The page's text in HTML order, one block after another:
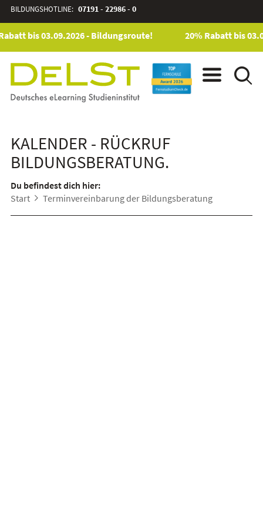
BILDUNGSHOTLINE: 07191 - 22986 - 0
bis 03.09.2026 - Bildungsroute! 20% Rabatt bis
KALENDER - RÜCKRUF
BILDUNGSBERATUNG.
Du befindest dich hier:
Start
Terminvereinbarung der Bildungsberatung